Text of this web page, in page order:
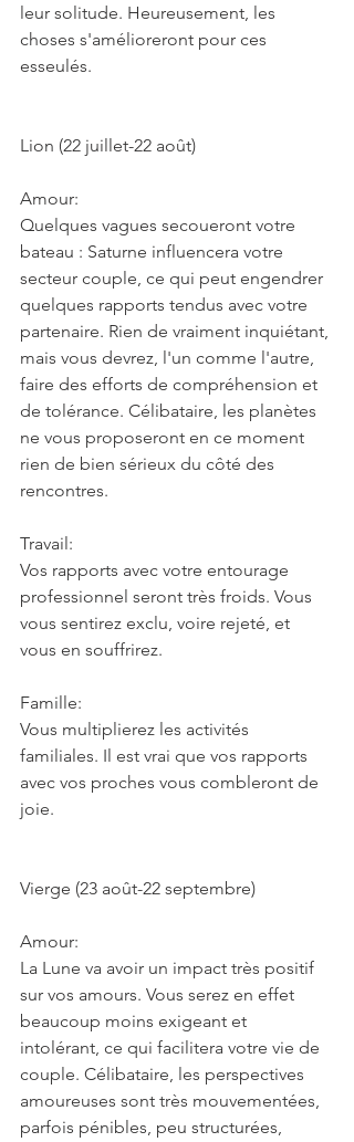
leur solitude. Heureusement, les
choses s'amélioreront pour ces
esseulés.
Lion (22 juillet-22 août)
Amour:
Quelques vagues secoueront votre
bateau : Saturne influencera votre
secteur couple, ce qui peut engendrer
quelques rapports tendus avec votre
partenaire. Rien de vraiment inquiétant,
mais vous devrez, l'un comme l'autre,
faire des efforts de compréhension et
de tolérance. Célibataire, les planètes
ne vous proposeront en ce moment
rien de bien sérieux du côté des
rencontres.
Travail:
Vos rapports avec votre entourage
professionnel seront très froids. Vous
vous sentirez exclu, voire rejeté, et
vous en souffrirez.
Famille:
Vous multiplierez les activités
familiales. Il est vrai que vos rapports
avec vos proches vous combleront de
joie.
Vierge (23 août-22 septembre)
Amour:
La Lune va avoir un impact très positif
sur vos amours. Vous serez en effet
beaucoup moins exigeant et
intolérant, ce qui facilitera votre vie de
couple. Célibataire, les perspectives
amoureuses sont très mouvementées,
parfois pénibles, peu structurées,